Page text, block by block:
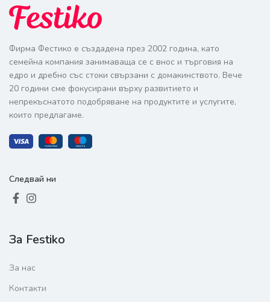
Фирма Фестико е създадена през 2002 година, като
семейна компания занимаваща се с внос и търговия на
едро и дребно със стоки свързани с домакинството. Вече
20 години сме фокусирани върху развитието и
непрекъснатото подобряване на продуктите и услугите,
които предлагаме.
Следвай ни
За Festiko
За нас
Контакти